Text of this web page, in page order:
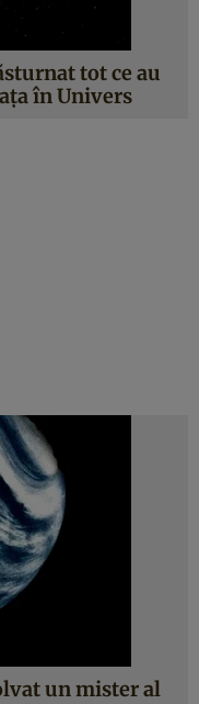
tot ce au
în Univers
un mister al